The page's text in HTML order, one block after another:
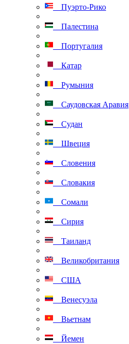
Пуэрто-Рико
Палестина
Португалия
Катар
Румыния
Саудовская Аравия
Судан
Швеция
Словения
Словакия
Сомали
Сирия
Таиланд
Великобритания
США
Венесуэла
Вьетнам
Йемен